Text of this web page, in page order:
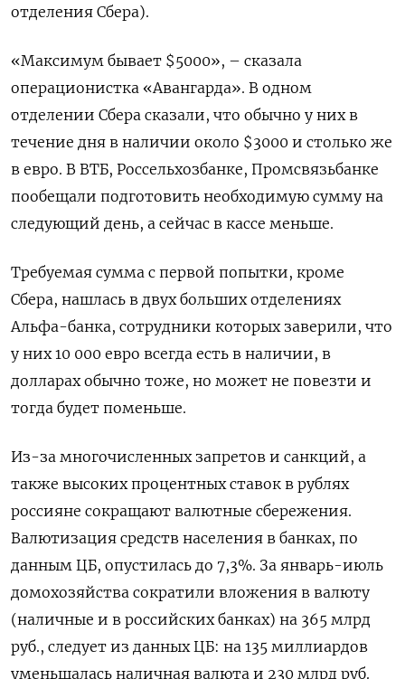
отделения Сбера).
«Максимум бывает $5000», – сказала
операционистка «Авангарда». В одном
отделении Сбера сказали, что обычно у них в
течение дня в наличии около $3000 и столько же
в евро. В ВТБ, Россельхозбанке, Промсвязьбанке
пообещали подготовить необходимую сумму на
следующий день, а сейчас в кассе меньше.
Требуемая сумма с первой попытки, кроме
Сбера, нашлась в двух больших отделениях
Альфа-банка, сотрудники которых заверили, что
у них 10 000 евро всегда есть в наличии, в
долларах обычно тоже, но может не повезти и
тогда будет поменьше.
Из-за многочисленных запретов и санкций, а
также высоких процентных ставок в рублях
россияне сокращают валютные сбережения.
Валютизация средств населения в банках, по
данным ЦБ, опустилась до 7,3%. За январь-июль
домохозяйства сократили вложения в валюту
(наличные и в российских банках) на 365 млрд
руб., следует из данных ЦБ: на 135 миллиардов
уменьшалась наличная валюта и 230 млрд руб.